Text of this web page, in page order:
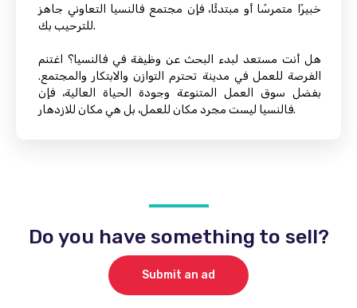
خبيرًا متمرسًا أو مبتدئًا، فإن مجتمع فالنسيا التعاوني جاهز
للترحيب بك.
هل أنت مستعد لبدء البحث عن وظيفة في فالنسيا؟ اغتنم
الفرصة للعمل في مدينة تحترم التوازن والابتكار والمجتمع.
بفضل سوق العمل المتنوعة وجودة الحياة العالية، فإن
فالنسيا ليست مجرد مكان للعمل، بل هي مكان للازدهار.
Do you have something to sell?
Submit an ad